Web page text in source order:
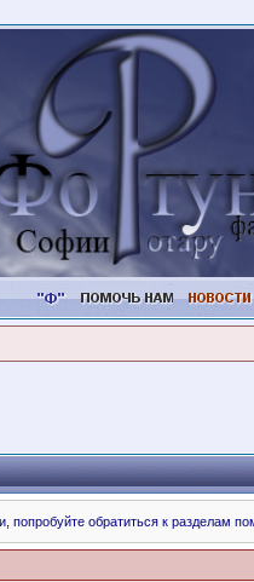
обратиться к разделам